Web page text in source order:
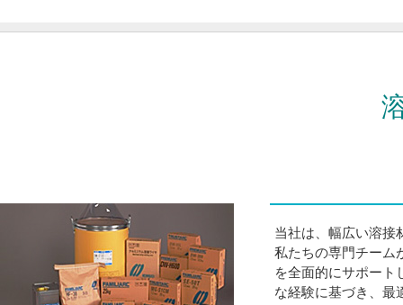
当社は、幅広い溶接
私たちの専門チーム
を全面的にサポート
な経験に基づき、最